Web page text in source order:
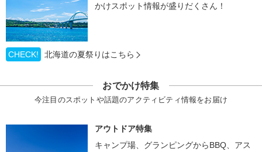
かけスポット情報が盛りだくさん！
CHECK! 北海道の夏祭りはこちら
おでかけ特集
今注目のスポットや話題のアクティビティ情報をお届け
アウトドア特集
キャンプ場、グランピングからBBQ、アス